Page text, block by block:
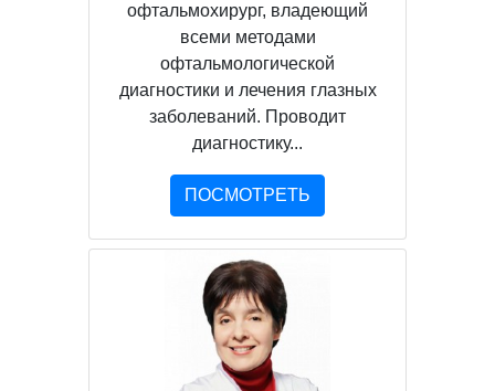
офтальмохирург, владеющий
всеми методами
офтальмологической
диагностики и лечения глазных
заболеваний. Проводит
диагностику...
ПОСМОТРЕТЬ